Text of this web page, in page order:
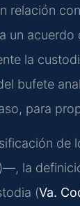
relación
acuerdo
la
bufete
para
)—, la
(Va.